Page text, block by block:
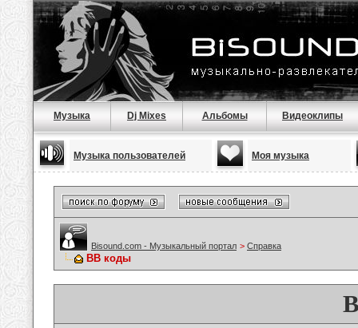
Музыка Dj Mixes Альбомы Видеоклипы
Музыка пользователей Моя музыка
Bisound.com - Музыкальный портал > Справка
BB коды